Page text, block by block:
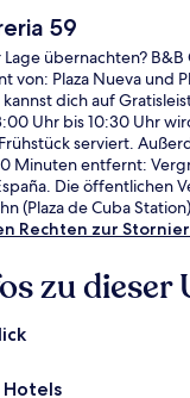
59
übernachten? B&B
von: Plaza Nueva und
dich auf
Uhr bis 10:30 Uhr
serviert.
Minuten entfernt:
Die öffentlichen
(Plaza de Cuba
Rechten zur
zu